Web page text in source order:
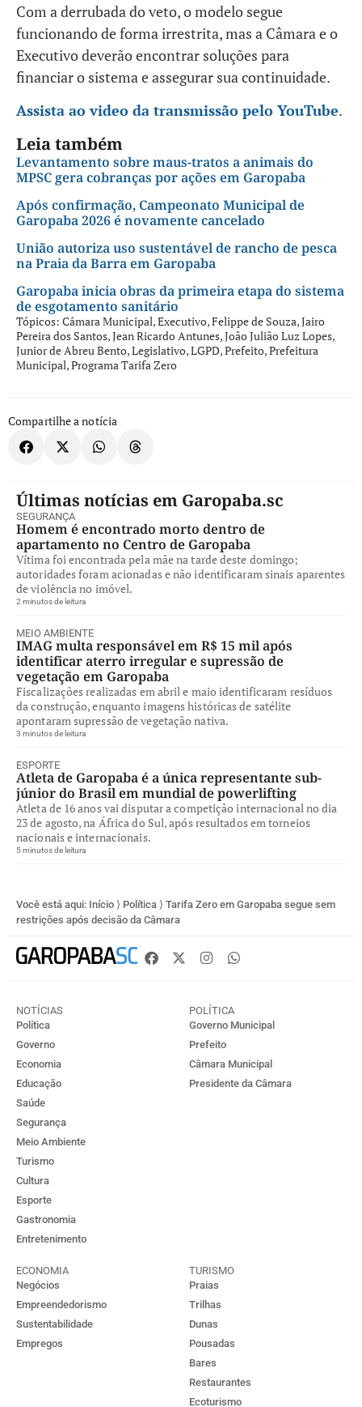
Com a derrubada do veto, o modelo segue
funcionando de forma irrestrita, mas a Câmara e o
Executivo deverão encontrar soluções para
financiar o sistema e assegurar sua continuidade.
Assista ao video da transmissão pelo YouTube.
Leia também
Levantamento sobre maus-tratos a animais do
MPSC gera cobranças por ações em Garopaba
Após confirmação, Campeonato Municipal de
Garopaba 2026 é novamente cancelado
União autoriza uso sustentável de rancho de pesca
na Praia da Barra em Garopaba
Garopaba inicia obras da primeira etapa do sistema
de esgotamento sanitário
Tópicos: Câmara Municipal,Executivo,Felippe de Souza,Jairo
Pereira dos Santos,Jean Ricardo Antunes,João Julião Luz Lopes,
Junior de Abreu Bento,Legislativo,LGPD,Prefeito,Prefeitura
Municipal,Programa Tarifa Zero
Compartilhe a notícia
Últimas notícias em Garopaba.sc
SEGURANÇA
Homem é encontrado morto dentro de
apartamento no Centro de Garopaba
Vítima foi encontrada pela mãe na tarde deste domingo;
autoridades foram acionadas e não identificaram sinais aparentes
de violência no imóvel.
2 minutos de leitura
MEIO AMBIENTE
IMAG multa responsável em R$ 15 mil após
identificar aterro irregular e supressão de
vegetação em Garopaba
Fiscalizações realizadas em abril e maio identificaram resíduos
da construção, enquanto imagens históricas de satélite
apontaram supressão de vegetação nativa.
3 minutos de leitura
ESPORTE
Atleta de Garopaba é a única representante sub-
júnior do Brasil em mundial de powerlifting
Atleta de 16 anos vai disputar a competição internacional no dia
23 de agosto, na África do Sul, após resultados em torneios
nacionais e internacionais.
5 minutos de leitura
Você está aqui: Início ⟩ Política ⟩ Tarifa Zero em Garopaba segue sem
restrições após decisão da Câmara
NOTÍCIAS
Política
Governo
Economia
Educação
Saúde
Segurança
Meio Ambiente
Turismo
Cultura
Esporte
Gastronomia
Entretenimento
POLÍTICA
Governo Municipal
Prefeito
Câmara Municipal
Presidente da Câmara
ECONOMIA
Negócios
Empreendedorismo
Sustentabilidade
Empregos
TURISMO
Praias
Trilhas
Dunas
Pousadas
Bares
Restaurantes
Ecoturismo